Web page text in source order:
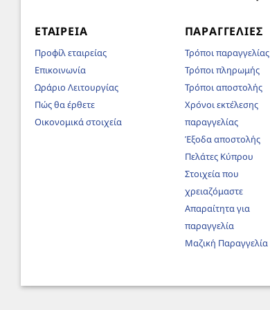
ΕΤΑΙΡΕΊΑ
Προφίλ εταιρείας
Επικοινωνία
Ωράριο Λειτουργίας
Πώς θα έρθετε
Οικονομικά στοιχεία
ΠΑΡΑΓΓΕΛΊΕΣ
Τρόποι παραγγελίας
Τρόποι πληρωμής
Τρόποι αποστολής
Χρόνοι εκτέλεσης
παραγγελίας
Έξοδα αποστολής
Πελάτες Κύπρου
Στοιχεία που
χρειαζόμαστε
Απαραίτητα για
παραγγελία
Μαζική Παραγγελία